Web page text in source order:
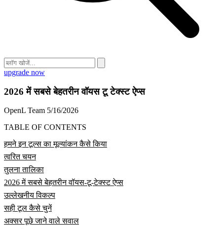
upgrade now
2026 में सबसे बेहतरीन वॉयस टू टेक्स्ट ऐप्स
OpenL Team 5/16/2026
TABLE OF CONTENTS
हमने इन टूल्स का मूल्यांकन कैसे किया
त्वरित चयन
तुलना तालिका
2026 में सबसे बेहतरीन वॉयस-टू-टेक्स्ट ऐप्स
उल्लेखनीय विकल्प
सही टूल कैसे चुनें
अक्सर पूछे जाने वाले सवाल